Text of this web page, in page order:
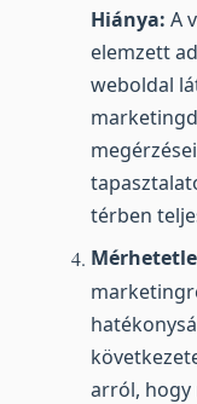
Hiánya: A
elemzett
weboldal
térben
arról, hogy